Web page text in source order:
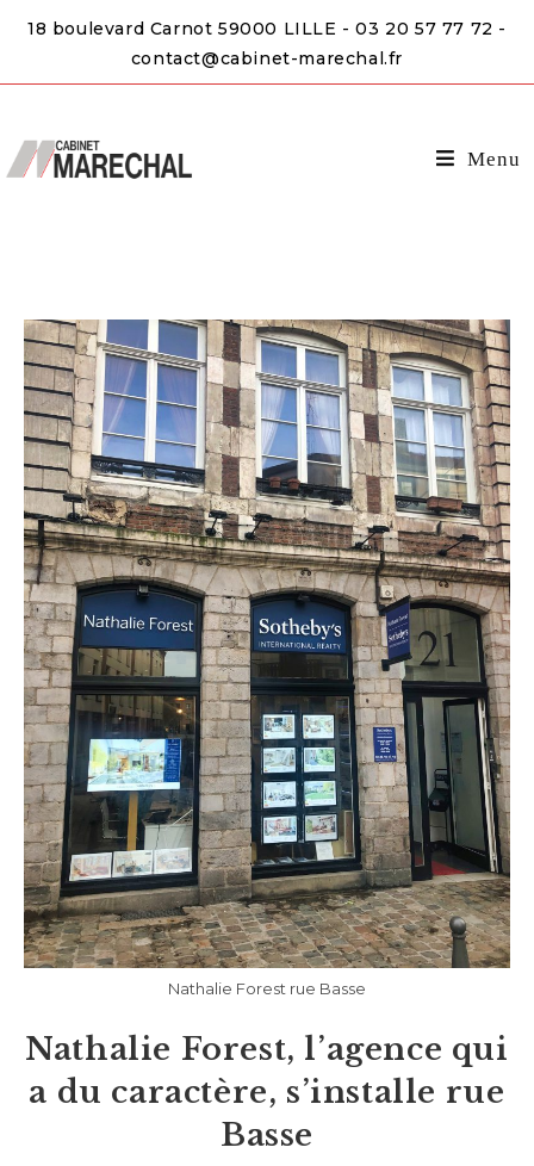
18 boulevard Carnot 59000 LILLE - 03 20 57 77 72 -
contact@cabinet-marechal.fr
Menu
Nathalie Forest rue Basse
Nathalie Forest, l’agence qui
a du caractère, s’installe rue
Basse